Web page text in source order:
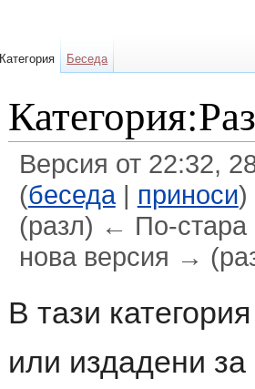
Версия от 22:32,
(беседа| приноси)
(разл) ← По-стара
нова версия →
В тази
или издадени
Категория Беседа